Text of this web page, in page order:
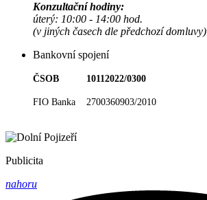
Konzultační hodiny:
úterý: 10:00 - 14:00 hod.
(v jiných časech dle předchozí domluvy)
Bankovní spojení
ČSOB 10112022/0300
FIO Banka 2700360903/2010
Publicita
nahoru